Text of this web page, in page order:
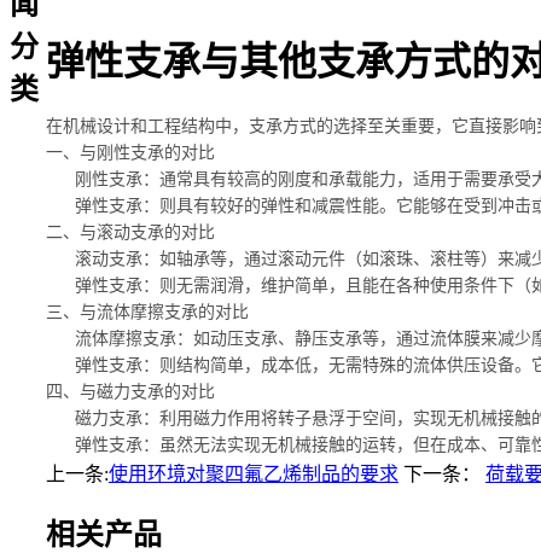
弹性支承与其他支承方式的
在机械设计和工程结构中，支承方式的选择至关重要，它直接影
一、与刚性支承的对比
刚性支承‌：通常具有较高的刚度和承载能力，适用于需要承受
弹性支承‌：则具有较好的弹性和减震性能。它能够在受到冲击
二、与滚动支承的对比
滚动支承‌：如轴承等，通过滚动元件（如滚珠、滚柱等）来减
弹性支承‌：则无需润滑，维护简单，且能在各种使用条件下（
三、与流体摩擦支承的对比
流体摩擦支承‌：如动压支承、静压支承等，通过流体膜来减少
弹性支承‌：则结构简单，成本低，无需特殊的流体供压设备。
四、与磁力支承的对比
磁力支承‌：利用磁力作用将转子悬浮于空间，实现无机械接触
弹性支承‌：虽然无法实现无机械接触的运转，但在成本、可靠
上一条:使用环境对聚四氟乙烯制品的要求 下一条： 荷载
相关产品
分
类